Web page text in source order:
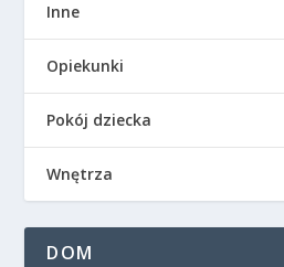
Inne
Opiekunki
Pokój dziecka
Wnętrza
DOM